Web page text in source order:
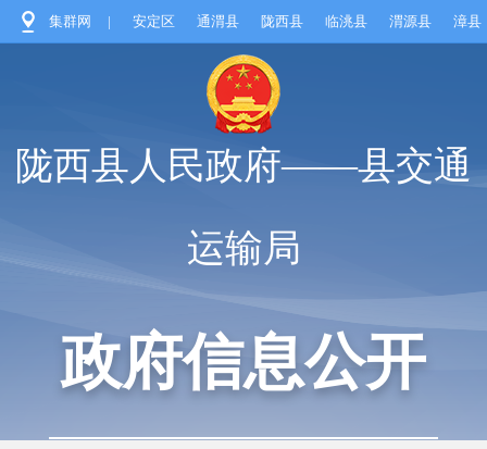
集群网 | 安定区 通渭县 陇西县 临洮县 渭源县 漳县
陇西县人民政府——县交通
运输局
政府信息公开